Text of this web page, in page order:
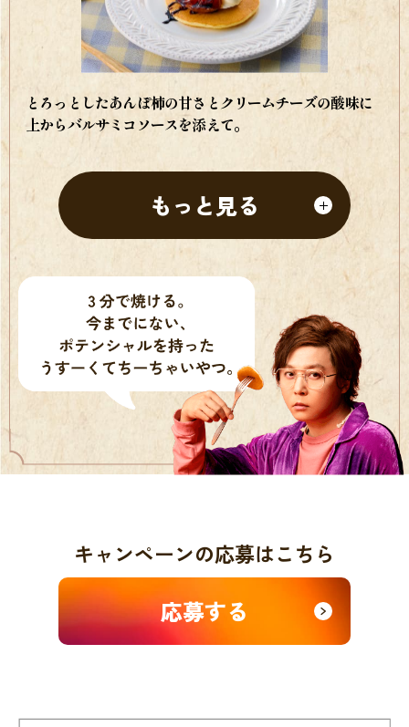
とろっとしたあんぽ柿の甘さとクリームチーズの酸味に
上からバルサミコソースを添えて。
もっと見る
キャンペーンの応募はこちら
応募する